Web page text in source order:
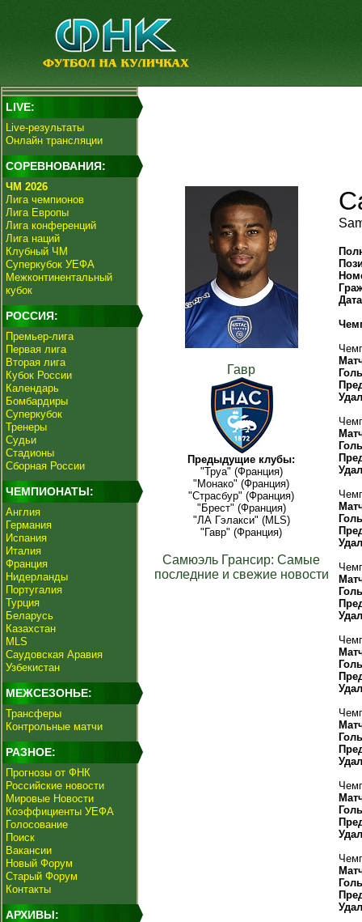
LIVE:
Live-результаты
Онлайн трансляции
СОРЕВНОВАНИЯ:
ЧМ 2026
Лига чемпионов
Лига Европы
Лига конференций
Лига наций
Клубный ЧМ
Суперкубок УЕФА
Межконтинентальный
кубок
РОССИЯ:
Премьер-лига
Первая лига
Вторая лига
Кубок России
Календарь
Бомбардиры
Суперкубок
Тренеры
Судьи
Стадионы
Сборная России
ЧЕМПИОНАТЫ:
Англия
Германия
Испания
Италия
Франция
Нидерланды
Португалия
Турция
Беларусь
Казахстан
MLS
Саудовская Аравия
Узбекистан
МЕЖСЕЗОНЬЕ:
Трансферы
Контрольные матчи
РАЗНОЕ:
Прогнозы от ФНК
Российские новости
Мировые Новости
Коэффициенты УЕФА
Голосование
Поиск
Вакансии
Новый Форум
Старый Форум
Контакты
АРХИВЫ:
Гавр
Предыдущие клубы:
"Труа" (Франция)
"Монако" (Франция)
"Страсбур" (Франция)
"Брест" (Франция)
"ЛА Гэлакси" (MLS)
"Гавр" (Франция)
Самюэль Грансир: Самые
последние и свежие новости